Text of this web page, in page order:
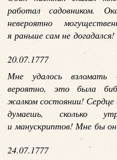
работал садовником.
невероятно
я раньше сам не догадался!
20.07.1777
Мне удалось
вероятно, это была
жалком состоянии! Сердце
думаешь, сколько
и манускриптов! Мне бы
24.07.1777